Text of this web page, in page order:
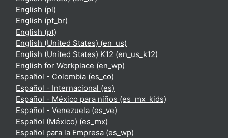
English ‎(pl)‎
English ‎(pt_br)‎
English ‎(pt)‎
English (United States) ‎(en_us)‎
English (United States) K12 ‎(en_us_k12)‎
English for Workplace ‎(en_wp)‎
Español - Colombia ‎(es_co)‎
Español - Internacional ‎(es)‎
Español - México para niños ‎(es_mx_kids)‎
Español - Venezuela ‎(es_ve)‎
Español (México) ‎(es_mx)‎
Español para la Empresa ‎(es_wp)‎